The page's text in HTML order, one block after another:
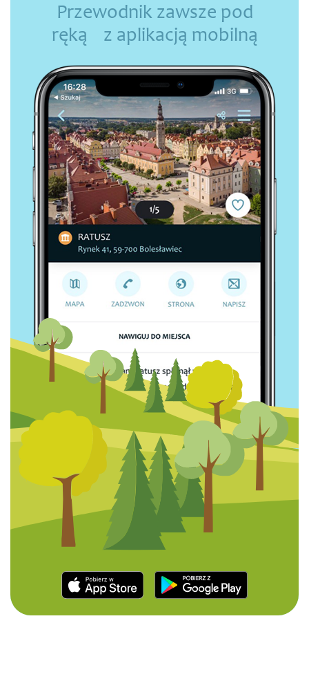
Przewodnik zawsze pod
ręką z aplikacją mobilną